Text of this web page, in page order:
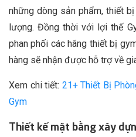
những dòng sản phẩm, thiết
lượng. Đồng thời với lợi thế
phan phối các hãng thiết bị
hàng sẽ nhận được hỗ trợ về
Xem chi tiết: 21+ Thiết Bị
Gym
Thiết kế mặt bằng xây